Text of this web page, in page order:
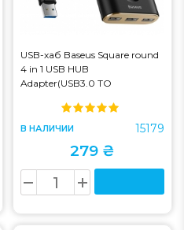
USB-хаб Baseus Square round
4 in 1 USB HUB
Adapter(USB3.0 TO
(CAHUB-AY01 (CAHUB-AY01)
В НАЛИЧИИ 15179
279 ₴